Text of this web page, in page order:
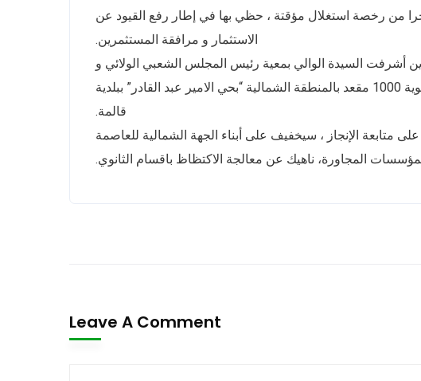
من رخصة استغلال مؤقتة ، حظي بها في إطار رفع القيود عن
الاستثمار و مرافقة المستثمرين.
أشرفت السيدة الوالي بمعية رئيس المجلس الشعبي الولائي و
الوفد المرافق لهم على وضع حجر الأساس لمشروع إنجاز ثانوية 1000 مقعد بالمنطقة الشمالية “بحي الامير عبد القادر” ببلدية
قالمة.
متابعة الإنجاز ، سيخفيف على أبناء الجهة الشمالية للعاصمة
المجاورة، ناهيك عن معالجة الاكتظاظ باقسام الثانوي.
Leave A Comment